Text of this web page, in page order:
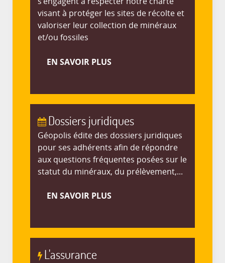
visant à protéger les sites de récolte et
valoriser leur collection de minéraux
et/ou fossiles
EN SAVOIR PLUS
Dossiers juridiques
Géopolis édite des dossiers juridiques
pour ses adhérents afin de répondre
aux questions fréquentes posées sur le
statut du minéraux, du prélèvement,...
EN SAVOIR PLUS
L'assurance